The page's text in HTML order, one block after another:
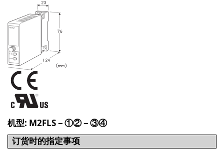
机型: M2FLS－①②－③④
订货时的指定事项